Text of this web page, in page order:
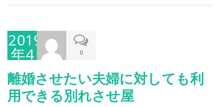
2019
年4
月
11
日
0
離婚させたい夫婦に対しても利
用できる別れさせ屋